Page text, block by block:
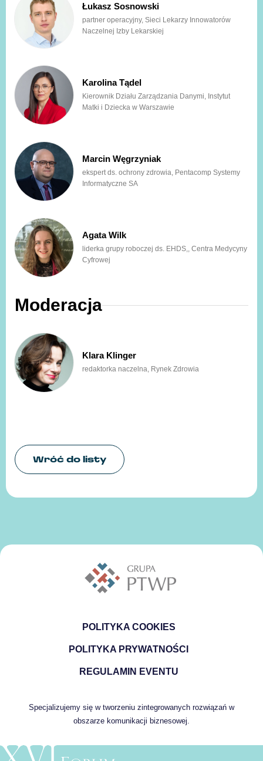
Łukasz Sosnowski
partner operacyjny, Sieci Lekarzy Innowatorów
Naczelnej Izby Lekarskiej
Karolina Tądel
Kierownik Działu Zarządzania Danymi, Instytut
Matki i Dziecka w Warszawie
Marcin Węgrzyniak
ekspert ds. ochrony zdrowia, Pentacomp Systemy
Informatyczne SA
Agata Wilk
liderka grupy roboczej ds. EHDS,, Centra Medycyny
Cyfrowej
Moderacja
Klara Klinger
redaktorka naczelna, Rynek Zdrowia
Wróć do listy
Specjalizujemy się w tworzeniu zintegrowanych rozwiązań w
obszarze komunikacji biznesowej.
POLITYKA COOKIES
POLITYKA PRYWATNOŚCI
REGULAMIN EVENTU